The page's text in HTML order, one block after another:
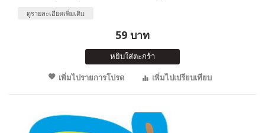
ดูรายละเอียดเพิ่มเติม
59 บาท
หยิบใส่ตะกร้า
เพิ่มไปรายการโปรด
เพิ่มไปเปรียบเทียบ